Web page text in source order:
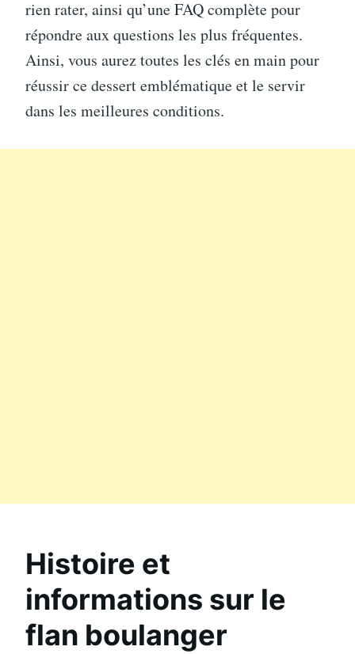
rien rater, ainsi qu’une FAQ complète pour
répondre aux questions les plus fréquentes.
Ainsi, vous aurez toutes les clés en main pour
réussir ce dessert emblématique et le servir
dans les meilleures conditions.
Histoire et
informations sur le
flan boulanger